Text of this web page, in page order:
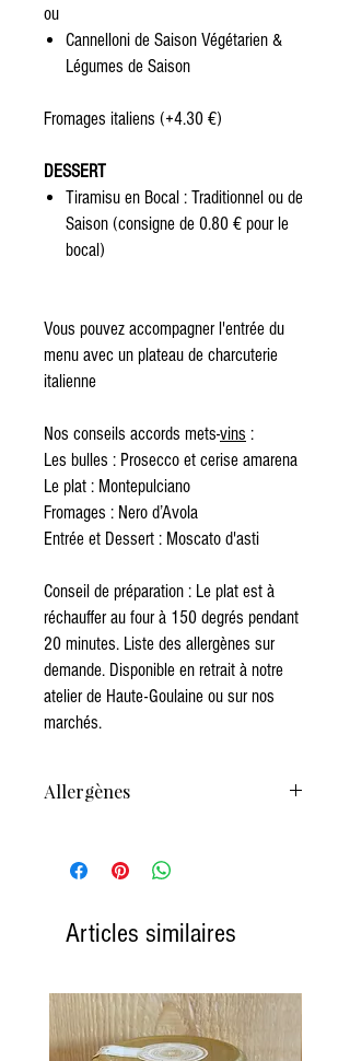
ou
Cannelloni de Saison Végétarien &
Légumes de Saison
Fromages italiens (+4.30 €)
DESSERT
Tiramisu en Bocal : Traditionnel ou de
Saison (consigne de 0.80 € pour le
bocal)
Vous pouvez accompagner l'entrée du
menu avec un plateau de charcuterie
italienne
Nos conseils accords mets-vins :
Les bulles : Prosecco et cerise amarena
Le plat : Montepulciano
Fromages : Nero d’Avola
Entrée et Dessert : Moscato d'asti
Conseil de préparation : Le plat est à
réchauffer au four à 150 degrés pendant
20 minutes. Liste des allergènes sur
demande. Disponible en retrait à notre
atelier de Haute-Goulaine ou sur nos
marchés.
Allergènes
Plat Principal: Gluten, Sulfites, Fruits à coques,
Desserts: Lait, Gluten, Fruit à coques, Sulfites.
Poissons, Mollusques, Crustacés.
N'hésitez pas à nous contacter !
Articles similaires